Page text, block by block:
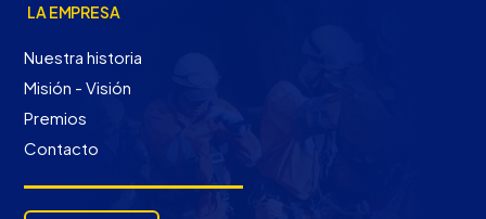
LA EMPRESA
Nuestra historia
Misión - Visión
Premios
Contacto